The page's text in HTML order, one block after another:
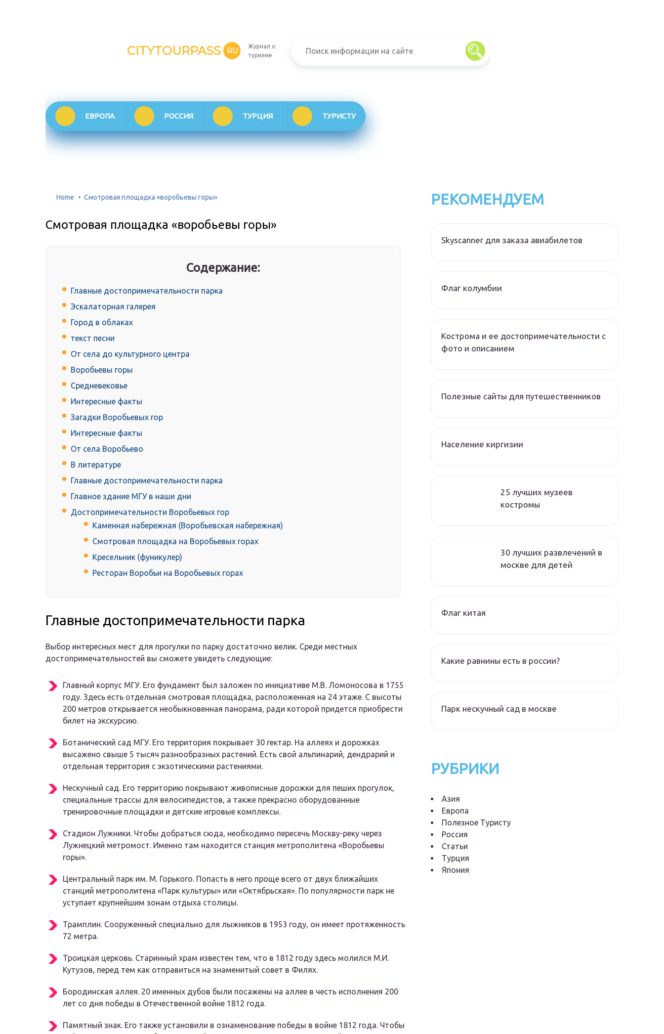
CITYTOURPASS RU
Журнал о
туризме
ЕВРОПА РОССИЯ ТУРЦИЯ ТУРИСТУ
Home Смотровая площадка «воробьевы горы»
Смотровая площадка «воробьевы горы»
Содержание:
Главные достопримечательности парка
Эскалаторная галерея
Город в облаках
текст песни
От села до культурного центра
Воробьевы горы
Средневековье
Интересные факты
Загадки Воробьевых гор
Интересные факты
От села Воробьево
В литературе
Главные достопримечательности парка
Главное здание МГУ в наши дни
Достопримечательности Воробьевых гор
Каменная набережная (Воробьевская набережная)
Смотровая площадка на Воробьевых горах
Кресельник (фуникулер)
Ресторан Воробьи на Воробьевых горах
Главные достопримечательности парка
Выбор интересных мест для прогулки по парку достаточно велик. Среди местных
достопримечательностей вы сможете увидеть следующие:
Главный корпус МГУ. Его фундамент был заложен по инициативе М.В. Ломоносова в 1755
году. Здесь есть отдельная смотровая площадка, расположенная на 24 этаже. С высоты
200 метров открывается необыкновенная панорама, ради которой придется приобрести
билет на экскурсию.
Ботанический сад МГУ. Его территория покрывает 30 гектар. На аллеях и дорожках
высажено свыше 5 тысяч разнообразных растений. Есть свой альпинарий, дендрарий и
отдельная территория с экзотическими растениями.
Нескучный сад. Его территорию покрывают живописные дорожки для пеших прогулок,
специальные трассы для велосипедистов, а также прекрасно оборудованные
тренировочные площадки и детские игровые комплексы.
Стадион Лужники. Чтобы добраться сюда, необходимо пересечь Москву-реку через
Лужнецкий метромост. Именно там находится станция метрополитена «Воробьевы
горы».
Центральный парк им. М. Горького. Попасть в него проще всего от двух ближайших
станций метрополитена «Парк культуры» или «Октябрьская». По популярности парк не
уступает крупнейшим зонам отдыха столицы.
Трамплин. Сооруженный специально для лыжников в 1953 году, он имеет протяженность
72 метра.
Троицкая церковь. Старинный храм известен тем, что в 1812 году здесь молился М.И.
Кутузов, перед тем как отправиться на знаменитый совет в Филях.
Бородинская аллея. 20 именных дубов были посажены на аллее в честь исполнения 200
лет со дня победы в Отечественной войне 1812 года.
Памятный знак. Его также установили в ознаменование победы в войне 1812 года. Чтобы
РЕКОМЕНДУЕМ
Skyscanner для заказа авиабилетов
Флаг колумбии
Кострома и ее достопримечательности с
фото и описанием
Полезные сайты для путешественников
Население киргизии
25 лучших музеев
костромы
30 лучших развлечений в
москве для детей
Флаг китая
Какие равнины есть в россии?
Парк нескучный сад в москве
РУБРИКИ
Азия
Европа
Полезное Туристу
Россия
Статьи
Турция
Япония